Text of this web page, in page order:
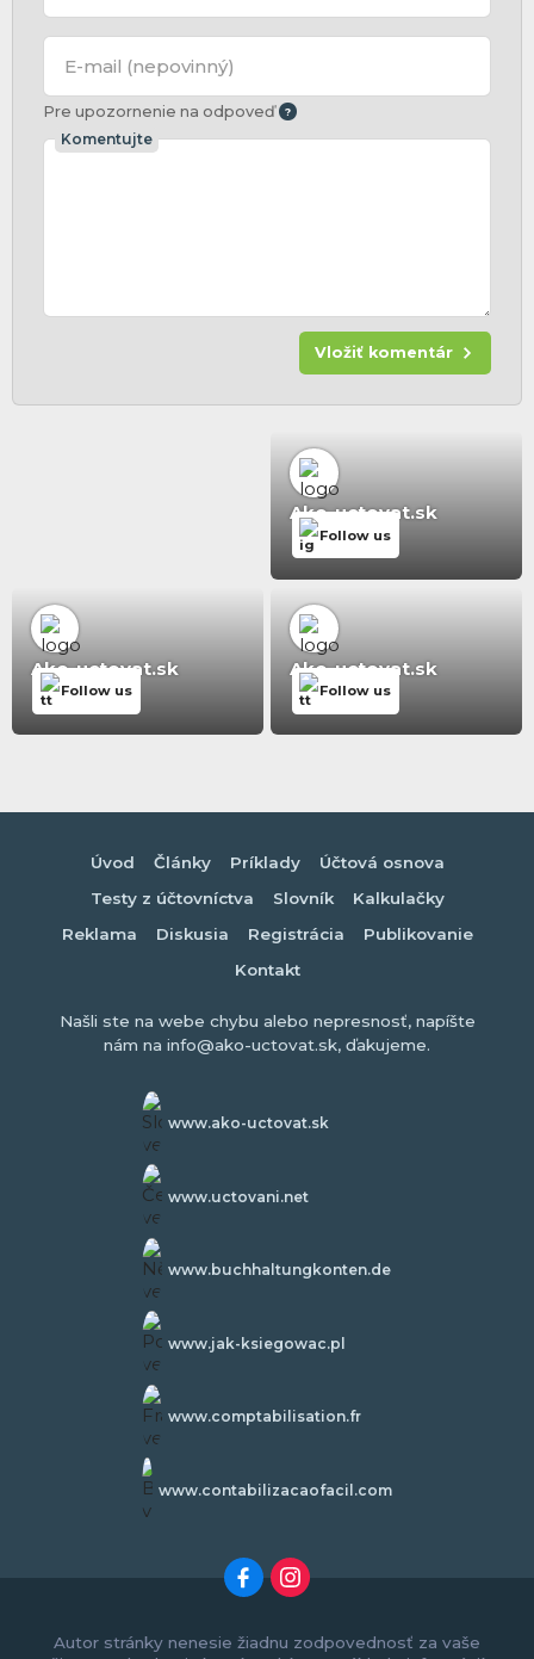
E-mail (nepovinný)
Pre upozornenie na odpoveď
Komentujte
Vložiť komentár
Ako-uctovat.sk
Follow us
Ako-uctovat.sk
Follow us
Ako-uctovat.sk
Follow us
Úvod Články Príklady
Účtová osnova
Testy z účtovníctva
Slovník
Kalkulačky
Reklama
Diskusia Registrácia
Publikovanie
Kontakt
Našli ste na webe chybu alebo nepresnosť, napíšte
nám na info@ako-uctovat.sk, ďakujeme.
www.ako-uctovat.sk
www.uctovani.net
www.buchhaltungkonten.de
www.jak-ksiegowac.pl
www.comptabilisation.fr
www.contabilizacaofacil.com
Autor stránky nenesie žiadnu zodpovednosť za vaše